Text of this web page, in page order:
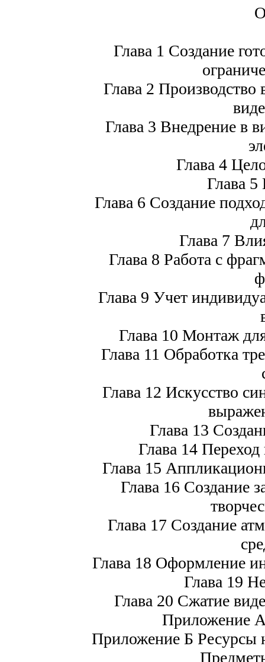
Глава 1 Создание
Глава 2 Производство
Глава 3 Внедрение в
Глава 4
Глава 5
Глава 6 Создание
Глава 7
Глава 8 Работа с
Глава 9 Учет
Глава 10 Монтаж
Глава 11 Обработка
Глава 12 Искусство
Глава 13
Глава 14
Глава 15
Глава 16 Создание
Глава 17 Создание
Глава 18 Оформление
Глава 19
Глава 20 Сжатие
Приложение
Приложение Б Ресурсы